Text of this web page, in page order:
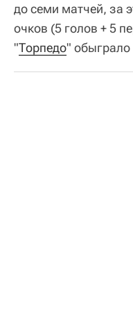
до семи матчей, за
очков (5 голов + 5
"Торпедо" обыграло